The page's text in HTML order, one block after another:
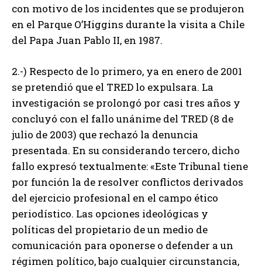
con motivo de los incidentes que se produjeron
en el Parque O’Higgins durante la visita a Chile
del Papa Juan Pablo II, en 1987.
2.-) Respecto de lo primero, ya en enero de 2001
se pretendió que el TRED lo expulsara. La
investigación se prolongó por casi tres años y
concluyó con el fallo unánime del TRED (8 de
julio de 2003) que rechazó la denuncia
presentada. En su considerando tercero, dicho
fallo expresó textualmente: «Este Tribunal tiene
por función la de resolver conflictos derivados
del ejercicio profesional en el campo ético
periodístico. Las opciones ideológicas y
políticas del propietario de un medio de
comunicación para oponerse o defender a un
régimen político, bajo cualquier circunstancia,